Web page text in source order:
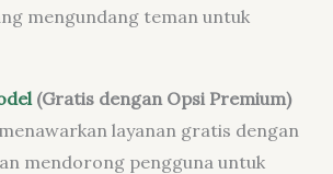
mengundang teman untuk
(Gratis dengan Opsi Premium)
layanan gratis dengan
mendorong pengguna untuk